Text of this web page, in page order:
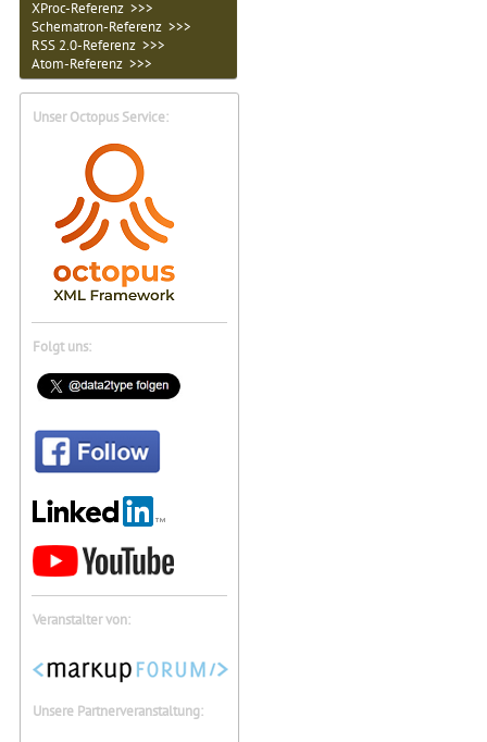
XProc-Referenz >>>
Schematron-Referenz >>>
RSS 2.0-Referenz >>>
Atom-Referenz >>>
Unser Octopus Service:
Folgt uns:
Veranstalter von:
Unsere Partnerveranstaltung: